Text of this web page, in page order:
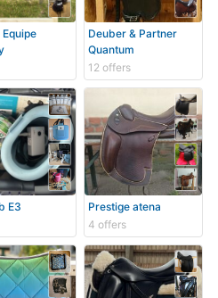
Deuber & Partner
Quantum
12 offers
E3
Prestige atena
4 offers